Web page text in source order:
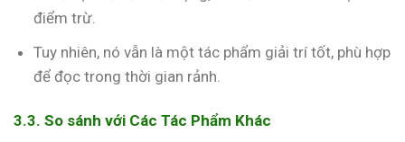
điểm trừ.
Tuy nhiên, nó vẫn là một tác phẩm giải trí tốt, phù hợp
để đọc trong thời gian rảnh.
3.3. So sánh với Các Tác Phẩm Khác